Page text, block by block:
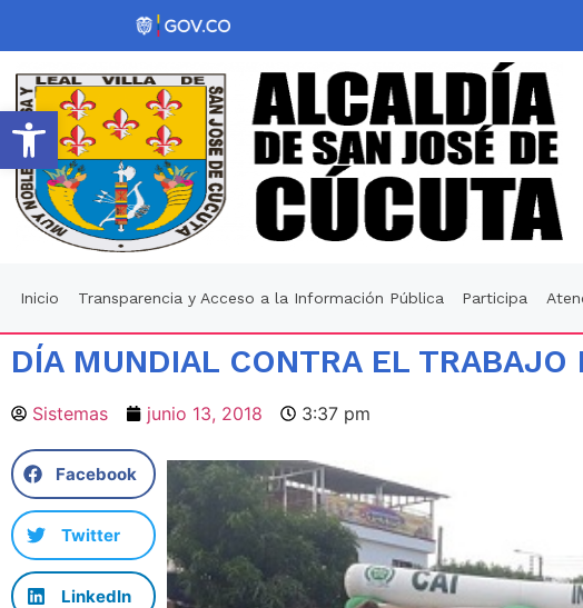
Abrir barra de herramientas
Inicio Transparencia y Acceso a la Información Pública Participa
DÍA MUNDIAL CONTRA EL TRABAJO
Sistemas junio 13, 2018 3:37 pm
Facebook
Twitter
LinkedIn